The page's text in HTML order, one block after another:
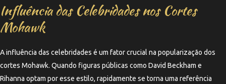
Influência das Celebridades nos Cortes
Mohawk
A influência das celebridades é um fator crucial na popularização dos
cortes Mohawk. Quando figuras públicas como David Beckham e
Rihanna optam por esse estilo, rapidamente se torna uma referência